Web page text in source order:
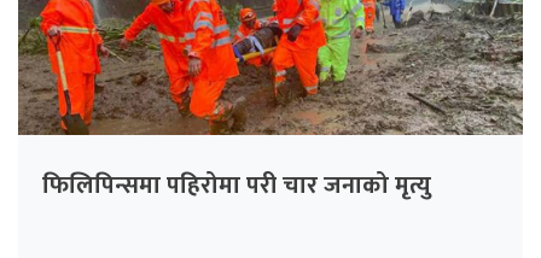
फिलिपिन्समा पहिरोमा परी चार जनाको मृत्यु